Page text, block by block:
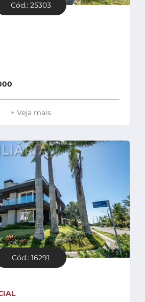
Cód.: 25303
+ Veja mais
Cód.: 16291